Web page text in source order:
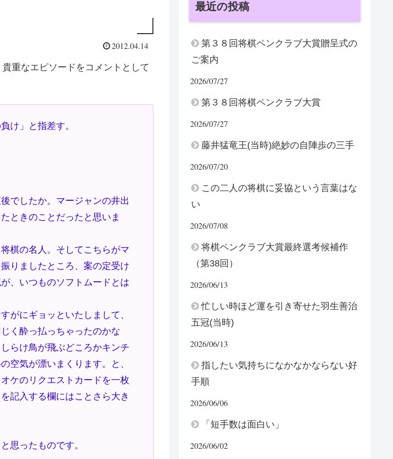
2012.04.14
重なエピソードをコメントとして
け」と指差す。
でしたか。マージャンの井出
ときのことだったと思いま
棋の名人。そしてこちらがマ
りましたところ、案の定受け
、いつものソフトムードとは
がにギョッといたしまして、
く酔っ払っちゃったのかな
らけ鳥が飛ぶどころかキンチ
空気が漂いまくります。と、
ケのリクエストカードを一枚
記入する欄にはことさら大き
思ったものです。
最近の投稿
第３８回将棋ペンクラブ大賞贈呈式の
ご案内
2026/07/27
第３８回将棋ペンクラブ大賞
2026/07/27
藤井猛竜王(当時)絶妙の自陣歩の三手
2026/07/20
この二人の将棋に妥協という言葉はな
い
2026/07/08
将棋ペンクラブ大賞最終選考候補作
（第38回）
2026/06/13
忙しい時ほど運を引き寄せた羽生善治
五冠(当時)
2026/06/13
指したい気持ちになかなかならない好
手順
2026/06/06
「短手数は面白い」
2026/06/02